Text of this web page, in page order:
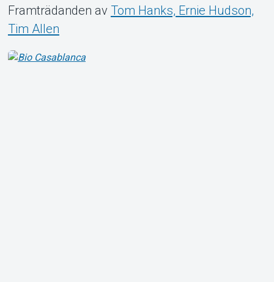
Framträdanden av Tom Hanks, Ernie Hudson,
Tim Allen